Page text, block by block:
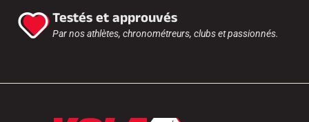
Testés et approuvés
Par nos athlètes, chronométreurs, clubs et passionnés.